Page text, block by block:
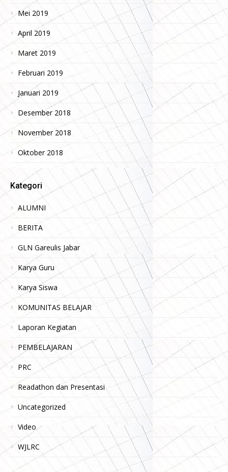
Mei 2019
April 2019
Maret 2019
Februari 2019
Januari 2019
Desember 2018
November 2018
Oktober 2018
Kategori
ALUMNI
BERITA
GLN Gareulis Jabar
Karya Guru
Karya Siswa
KOMUNITAS BELAJAR
Laporan Kegiatan
PEMBELAJARAN
PRC
Readathon dan Presentasi
Uncategorized
Video
WJLRC